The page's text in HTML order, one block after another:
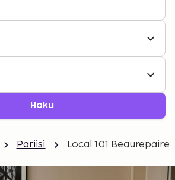
Haku
Pariisi Local 101 Beaurepaire